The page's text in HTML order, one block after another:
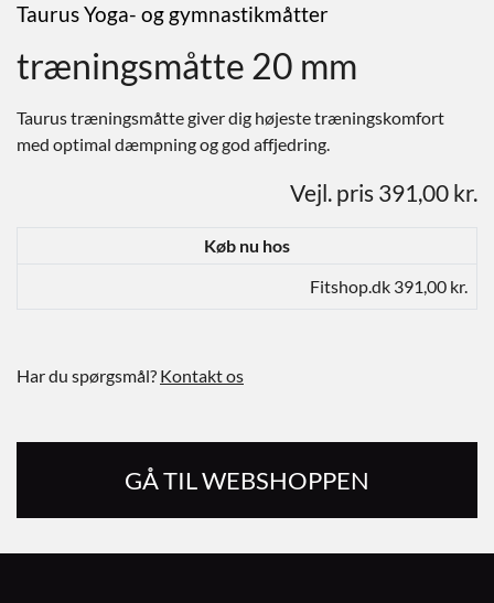
Taurus Yoga- og gymnastikmåtter
træningsmåtte 20 mm
Taurus træningsmåtte giver dig højeste træningskomfort
med optimal dæmpning og god affjedring.
Vejl. pris 391,00 kr.
Køb nu hos
Fitshop.dk 391,00 kr.
Har du spørgsmål? Kontakt os
GÅ TIL WEBSHOPPEN